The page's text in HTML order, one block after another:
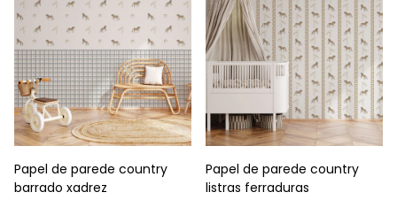
Papel de parede country
barrado xadrez
Papel de parede country
listras ferraduras